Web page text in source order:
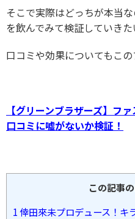
そこで実際はどっちが本当
を飲んでみて検証していきた
口コミや効果についてもこの
【グリーンブラザーズ】フ
口コミに嘘がないか検証！
この記事
1倖田來未プロデュース！キ